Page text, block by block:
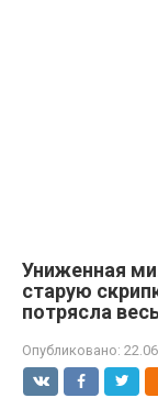
Униженная
старую
потрясла
Опубликовано: